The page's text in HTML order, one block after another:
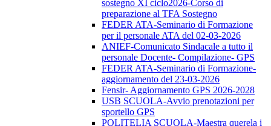
sostegno XI ciclo2026-Corso di
preparazione al TFA Sostegno
FEDER ATA-Seminario di Formazione
per il personale ATA del 02-03-2026
ANIEF-Comunicato Sindacale a tutto il
personale Docente- Compilazione- GPS
FEDER ATA-Seminario di Formazione-
aggiornamento del 23-03-2026
Fensir- Aggiornamento GPS 2026-2028
USB SCUOLA-Avvio prenotazioni per
sportello GPS
POLITELIA SCUOLA-Maestra querela i